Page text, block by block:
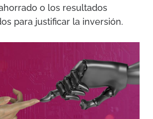
o los resultados
para justificar la inversión.